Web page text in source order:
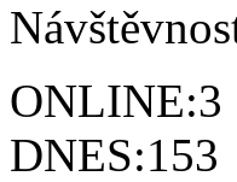
ONLINE:3
DNES:153